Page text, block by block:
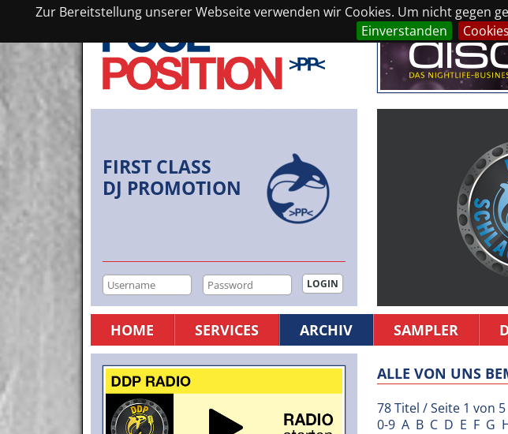
Zur Bereitstellung unserer Webseite verwenden wir Cookies. Um nicht gegen
Einverstanden
FIRST CLASS
DJ PROMOTION
HOME SERVICES ARCHIV SAMPLER
ALLE VON UNS
78 Titel / Seite 1 von 5
0-9 A B C D E F G